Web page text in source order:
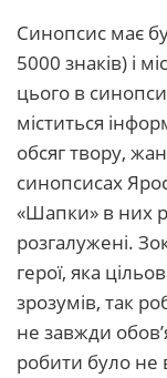
Синопсис має
5000 знаків) і
цього в
міститься
обсяг твору,
синопсисах
«Шапки» в них
розгалужені.
герої, яка
зрозумів, так
не завжди
робити було не